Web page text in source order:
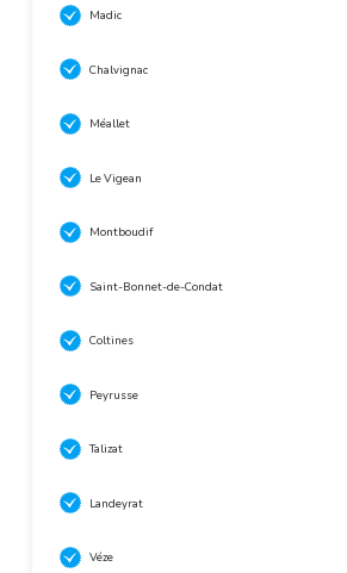
Madic
Chalvignac
Méallet
Le Vigean
Montboudif
Saint-Bonnet-de-Condat
Coltines
Peyrusse
Talizat
Landeyrat
Véze